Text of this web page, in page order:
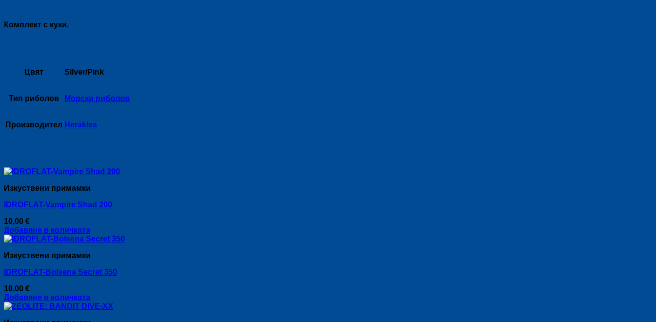
Комплект с куки.
Цвят Silver/Pink
Тип риболов Морски риболов
Производител Herakles
Изкуствени примамки
IDROFLAT-Vampire Shad 200
10,00 €
Добавяне в количката
Изкуствени примамки
IDROFLAT-Bolsena Secret 350
10,00 €
Добавяне в количката